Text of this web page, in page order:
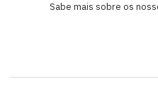
Sabe mais sobre os